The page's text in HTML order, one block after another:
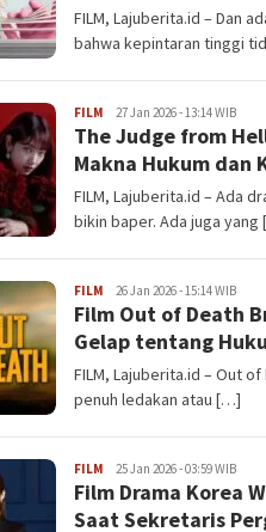
FILM, Lajuberita.id – Dan
bahwa kepintaran tinggi
FILM Lajuberita.id
27 Jan 2026 - 13:14 WIB
The Judge from
Makna Hukum dan
FILM, Lajuberita.id – Ada
bikin baper. Ada juga
FILM Lajuberita.id
26 Jan 2026 - 15:14 WIB
Film Out of Death
Gelap tentang
FILM, Lajuberita.id – Out
penuh ledakan atau […]
FILM Lajuberita.id
25 Jan 2026 - 03:59 WIB
Film Drama Korea
Saat Sekretaris